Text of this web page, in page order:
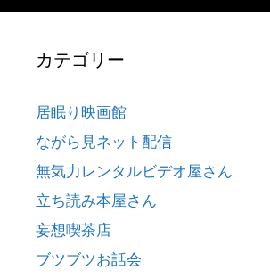
カテゴリー
居眠り映画館
ながら見ネット配信
無気力レンタルビデオ屋さん
立ち読み本屋さん
妄想喫茶店
ブツブツお話会